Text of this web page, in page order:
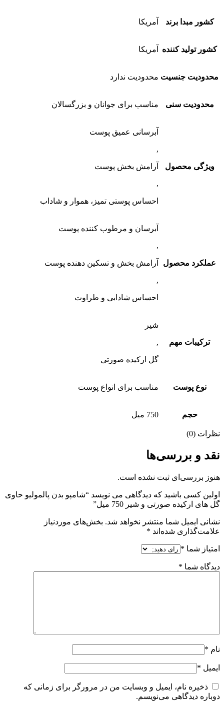
کشور مبدا برند آمریکا
کشور تولید کننده آمریکا
محدودیت جنسیت محدودیت ندارد
محدودیت سنی مناسب برای جوانان و بزرگسالان
ویژگی محصول
آبرسانی عمیق پوست
,
آرامش بخش پوست
,
احساس پوستی تمیز، هموار و شاداب
عملکرد محصول
آبرسان و مرطوب کننده پوست
,
آرامش بخش و تسکین دهنده پوست
,
احساس شادابی و طراوت
ترکیبات مهم
شیر
,
گل ارکیده صورتی
نوع پوست مناسب برای انواع پوست
حجم 750 میل
نظرات (0)
نقد و بررسی‌ها
هنوز بررسی‌ای ثبت نشده است.
اولین کسی باشید که دیدگاهی می نویسد “شامپو بدن پالمولیو حاوی
گل های ارکیده صورتی و شیر 750 میل”
نشانی ایمیل شما منتشر نخواهد شد. بخش‌های موردنیاز
علامت‌گذاری شده‌اند *
امتیاز شما *
دیدگاه شما *
نام *
ایمیل *
ذخیره نام، ایمیل و وبسایت من در مرورگر برای زمانی که
دوباره دیدگاهی می‌نویسم.